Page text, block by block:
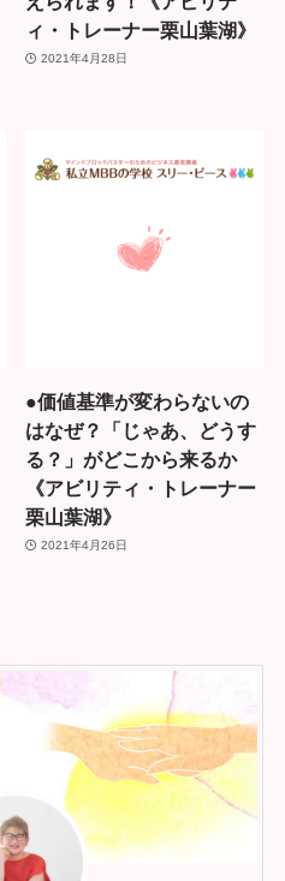
ィ・トレーナー栗山葉湖》
2021年4月28日
●価値基準が変わらないの
はなぜ？「じゃあ、どうす
る？」がどこから来るか
《アビリティ・トレーナー
栗山葉湖》
2021年4月26日